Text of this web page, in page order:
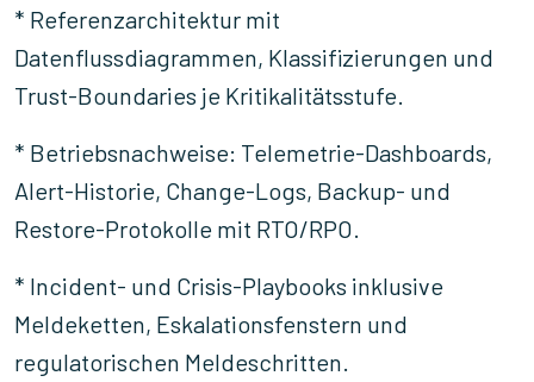
* Referenzarchitektur mit
Datenflussdiagrammen, Klassifizierungen und
Trust-Boundaries je Kritikalitätsstufe.
* Betriebsnachweise: Telemetrie-Dashboards,
Alert-Historie, Change-Logs, Backup- und
Restore-Protokolle mit RTO/RPO.
* Incident- und Crisis-Playbooks inklusive
Meldeketten, Eskalationsfenstern und
regulatorischen Meldeschritten.